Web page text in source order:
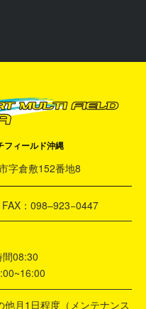
フィールド沖縄
字倉敷152番地8
：098–923−0447
間08:30
月1日程度（メンテナンス